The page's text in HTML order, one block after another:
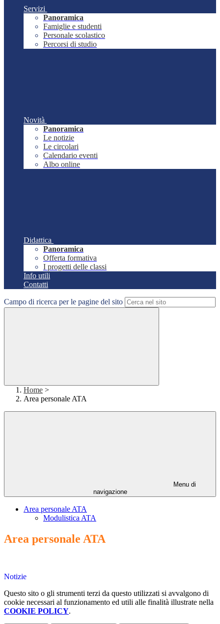
Servizi
Panoramica
Famiglie e studenti
Personale scolastico
Percorsi di studio
Novità
Panoramica
Le notizie
Le circolari
Calendario eventi
Albo online
Didattica
Panoramica
Offerta formativa
I progetti delle classi
Info utili
Contatti
Campo di ricerca per le pagine del sito
Home >
Area personale ATA
Menu di
navigazione
Area personale ATA
Modulistica ATA
Area personale ATA
Notizie
Questo sito o gli strumenti terzi da questo utilizzati si avvalgono di
cookie necessari al funzionamento ed utili alle finalità illustrate nella
COOKIE POLICY.